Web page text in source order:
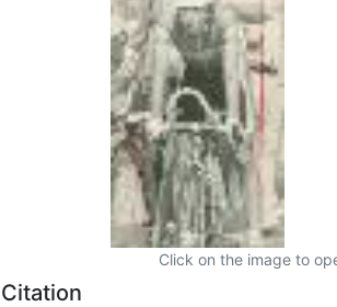
Click on the image to
Citation